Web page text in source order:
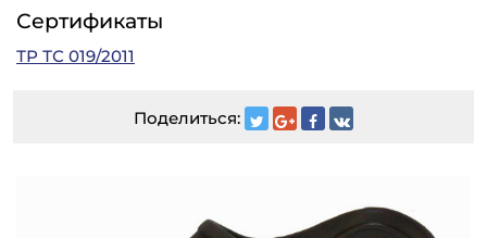
Сертификаты
ТР ТС 019/2011
Поделиться: